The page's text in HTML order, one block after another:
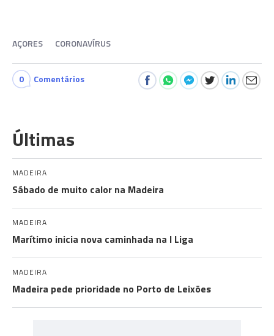
AÇORES CORONAVÍRUS
0 Comentários
Últimas
MADEIRA
Sábado de muito calor na Madeira
MADEIRA
Marítimo inicia nova caminhada na I Liga
MADEIRA
Madeira pede prioridade no Porto de Leixões